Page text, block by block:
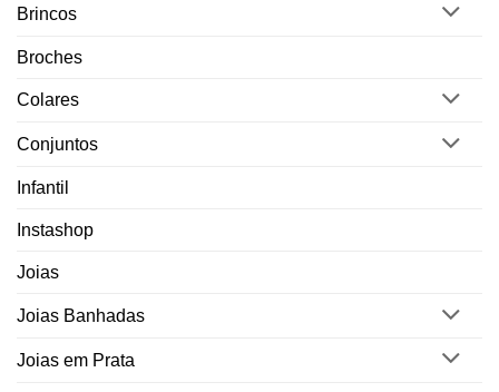
Brincos
Broches
Colares
Conjuntos
Infantil
Instashop
Joias
Joias Banhadas
Joias em Prata